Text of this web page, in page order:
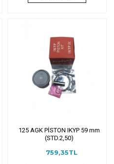
125 AGK PİSTON IKYP 59 mm
(STD.2,50)
759,35TL